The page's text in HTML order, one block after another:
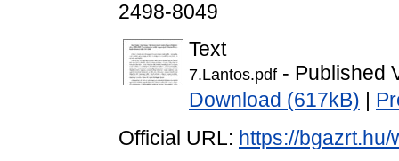
2498-8049
Text
7.Lantos.pdf - Published
Download (617kB)
Official URL: https://